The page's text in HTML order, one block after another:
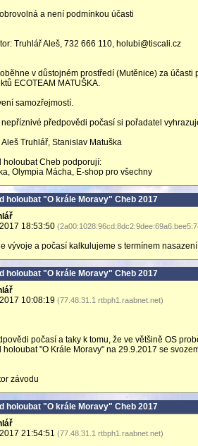
a není podmínkou účasti
Truhlář Aleš, 732 666 110, holubi@tiscali.cz
v důstojném prostředí (Mutěnice) za
ECOTEAM MATUŠKA.
samozřejmostí.
předpovědi počasí si pořadatel
Truhlář, Stanislav Matuška
holoubat Cheb podporují:
Olympia Mácha, E-shop pro všechny
holoubat "O krále Moravy" Cheb 2017
18:53:50
vývoje a počasí kalkulujeme s termínem
holoubat "O krále Moravy" Cheb 2017
10:08:19 (77.48.31.1 rtbph1.raabnet.net)
počasí a taky k tomu, že ve většině OS
holoubat "O Krále Moravy" na 29.9.2017 se
závodu
holoubat "O krále Moravy" Cheb 2017
21:54:51 (77.48.31.1 rtbph1.raabnet.net)